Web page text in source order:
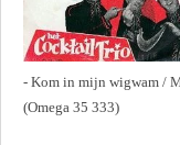
- Kom in mijn wigwam /
(Omega 35 333)